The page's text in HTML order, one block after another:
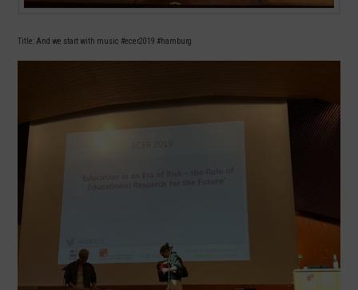
Title: And we start with music #ecer2019 #hamburg